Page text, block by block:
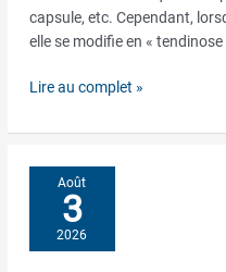
capsule, etc. Cependant,
elle se modifie en « tendinose
Lire au complet »
Août
3
2026